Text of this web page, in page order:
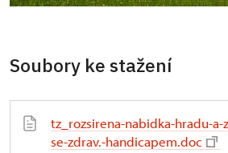
Soubory ke stažení
tz_rozsirena-nabidka-hradu-
se-zdrav.-handicapem.doc